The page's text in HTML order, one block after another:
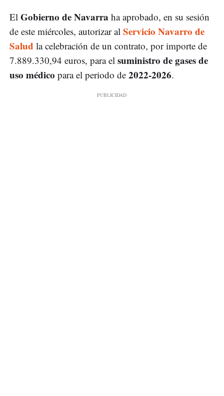
El Gobierno de Navarra ha aprobado, en su sesión
de este miércoles, autorizar al Servicio Navarro de
Salud la celebración de un contrato, por importe de
7.889.330,94 euros, para el suministro de gases de
uso médico para el periodo de 2022-2026.